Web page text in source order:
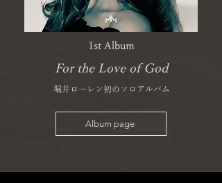
1st Album
For the Love of God
堀井ローレン​初のソロアルバム
Album page